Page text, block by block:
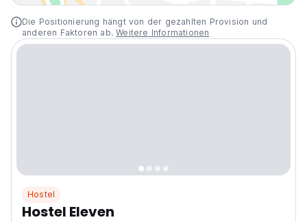
Die Positionierung hängt von der gezahlten Provision und
anderen Faktoren ab.Weitere Informationen
Hostel
Hostel Eleven